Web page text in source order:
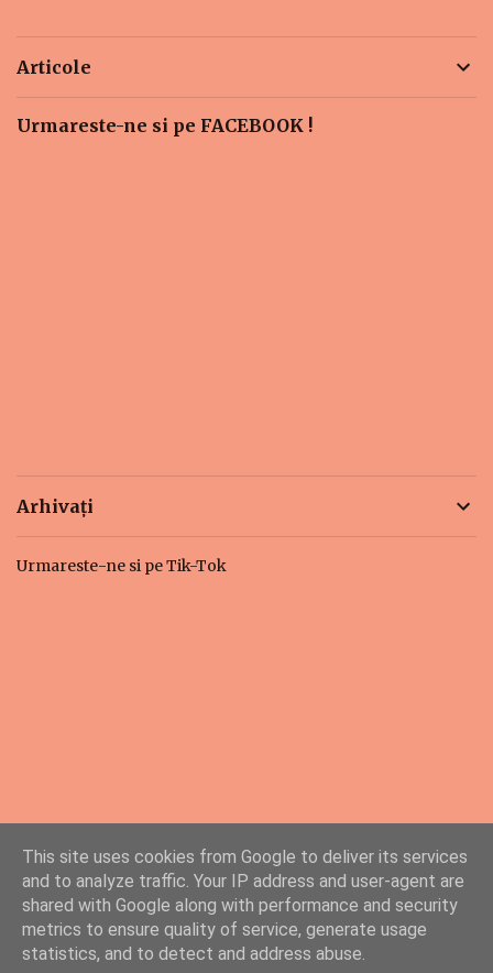
Articole
Urmareste-ne si pe FACEBOOK !
Arhivați
Urmareste-ne si pe Tik-Tok
PingMyLinks.com- FREE Website Submission
This site uses cookies from Google to deliver its services
and to analyze traffic. Your IP address and user-agent are
shared with Google along with performance and security
metrics to ensure quality of service, generate usage
statistics, and to detect and address abuse.